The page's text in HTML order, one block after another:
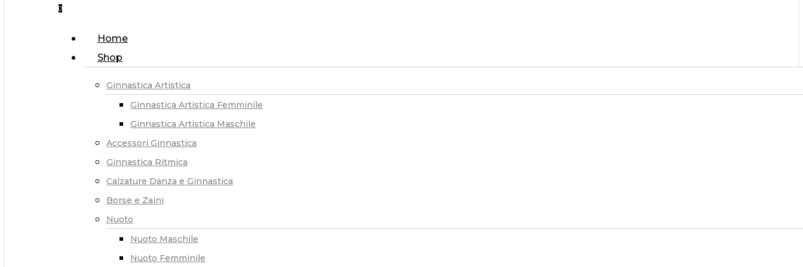
0
Home
Shop
Ginnastica Artistica
Ginnastica Artistica Femminile
Ginnastica Artistica Maschile
Accessori Ginnastica
Ginnastica Ritmica
Calzature Danza e Ginnastica
Borse e Zaini
Nuoto
Nuoto Maschile
Nuoto Femminile